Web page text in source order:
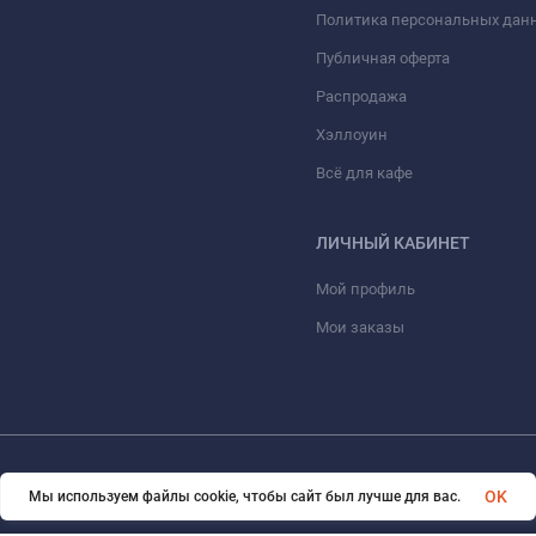
Политика персональных
Публичная оферта
Распродажа
Хэллоуин
Всё для кафе
ЛИЧНЫЙ КАБИНЕТ
Мой профиль
Мои заказы
Мы используем файлы cookie, чтобы сайт был лучше для вас.
OK